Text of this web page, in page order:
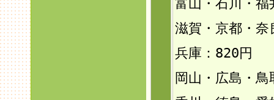
富山・石川・福
滋賀・京都・
兵庫：820円
岡山・広島・